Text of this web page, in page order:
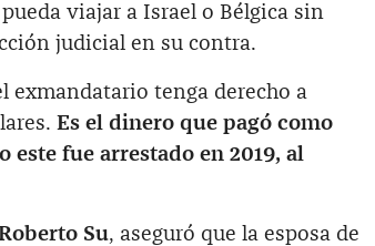
viajar a Israel o Bélgica sin
judicial en su contra.
exmandatario tenga derecho a
Es el dinero que pagó como
este fue arrestado en 2019, al
Su, aseguró que la esposa de